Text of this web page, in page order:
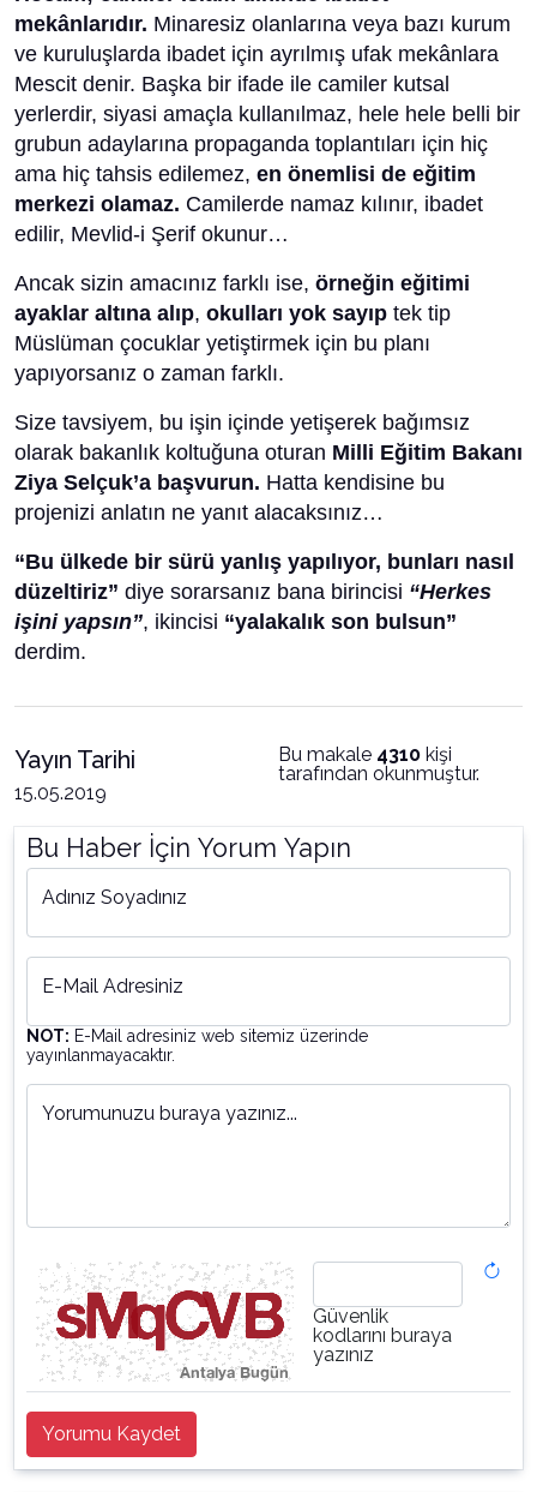
mekânlarıdır. Minaresiz olanlarına veya bazı kurum
ve kuruluşlarda ibadet için ayrılmış ufak mekânlara
Mescit denir. Başka bir ifade ile camiler kutsal
yerlerdir, siyasi amaçla kullanılmaz, hele hele belli bir
grubun adaylarına propaganda toplantıları için hiç
ama hiç tahsis edilemez, en önemlisi de eğitim
merkezi olamaz. Camilerde namaz kılınır, ibadet
edilir, Mevlid-i Şerif okunur…
Ancak sizin amacınız farklı ise, örneğin eğitimi
ayaklar altına alıp, okulları yok sayıp tek tip
Müslüman çocuklar yetiştirmek için bu planı
yapıyorsanız o zaman farklı.
Size tavsiyem, bu işin içinde yetişerek bağımsız
olarak bakanlık koltuğuna oturan Milli Eğitim Bakanı
Ziya Selçuk’a başvurun. Hatta kendisine bu
projenizi anlatın ne yanıt alacaksınız…
“Bu ülkede bir sürü yanlış yapılıyor, bunları nasıl
düzeltiriz” diye sorarsanız bana birincisi “Herkes
işini yapsın”, ikincisi “yalakalık son bulsun”
derdim.
Yayın Tarihi
15.05.2019
Bu makale 4310 kişi
tarafından okunmuştur.
Bu Haber İçin Yorum Yapın
Adınız Soyadınız
E-Mail Adresiniz
NOT: E-Mail adresiniz web sitemiz üzerinde
yayınlanmayacaktır.
Yorumunuzu buraya yazınız...
Güvenlik
kodlarını buraya
yazınız
Yorumu Kaydet